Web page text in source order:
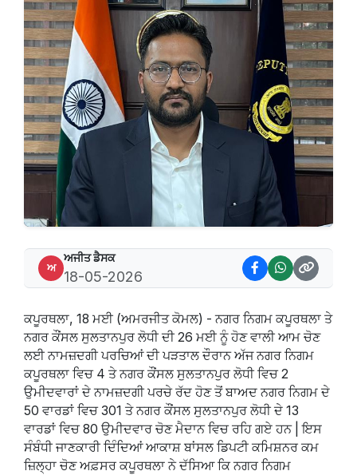
ਅ
ਅਜੀਤ ਡੈਸਕ
18-05-2026
ਕਪੂਰਥਲਾ, 18 ਮਈ (ਅਮਰਜੀਤ ਕੋਮਲ) - ਨਗਰ ਨਿਗਮ ਕਪੂਰਥਲਾ ਤੇ
ਨਗਰ ਕੌਂਸਲ ਸੁਲਤਾਨਪੁਰ ਲੋਧੀ ਦੀ 26 ਮਈ ਨੂੰ ਹੋਣ ਵਾਲੀ ਆਮ ਚੋਣ
ਲਈ ਨਾਮਜ਼ਦਗੀ ਪਰਚਿਆਂ ਦੀ ਪੜਤਾਲ ਦੌਰਾਨ ਅੱਜ ਨਗਰ ਨਿਗਮ
ਕਪੂਰਥਲਾ ਵਿਚ 4 ਤੇ ਨਗਰ ਕੌਂਸਲ ਸੁਲਤਾਨਪੁਰ ਲੋਧੀ ਵਿਚ 2
ਉਮੀਦਵਾਰਾਂ ਦੇ ਨਾਮਜ਼ਦਗੀ ਪਰਚੇ ਰੱਦ ਹੋਣ ਤੋਂ ਬਾਅਦ ਨਗਰ ਨਿਗਮ ਦੇ
50 ਵਾਰਡਾਂ ਵਿਚ 301 ਤੇ ਨਗਰ ਕੌਂਸਲ ਸੁਲਤਾਨਪੁਰ ਲੋਧੀ ਦੇ 13
ਵਾਰਡਾਂ ਵਿਚ 80 ਉਮੀਦਵਾਰ ਚੋਣ ਮੈਦਾਨ ਵਿਚ ਰਹਿ ਗਏ ਹਨ | ਇਸ
ਸੰਬੰਧੀ ਜਾਣਕਾਰੀ ਦਿੰਦਿਆਂ ਆਕਾਸ਼ ਬਾਂਸਲ ਡਿਪਟੀ ਕਮਿਸ਼ਨਰ ਕਮ
ਜ਼ਿਲ੍ਹਾ ਚੋਣ ਅਫ਼ਸਰ ਕਪੂਰਥਲਾ ਨੇ ਦੱਸਿਆ ਕਿ ਨਗਰ ਨਿਗਮ